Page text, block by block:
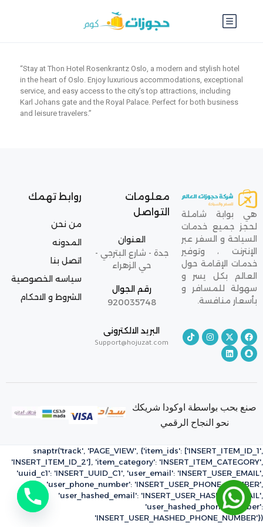
“Stay at Thon Hotel Rosenkrantz Oslo, a modern and stylish hotel
in the heart of Oslo. Enjoy luxurious accommodations, exceptional
service, and easy access to the city’s top attractions, including
Karl Johans gate and the Royal Palace. Perfect for both business
and leisure travelers.”
هي بوابة شاملة
لحجز جميع خدمات
السياحة و السفر عبر
الإنترنت ، وتوفير
خدمات الإقامة حول
العالم بكل يسر و
سهولة للمسافر و
بأسعار منافسة.
معلومات
التواصل
العنوان
جدة - شارع البترجي -
حي الزهراء
رقم الجوال
920035748
البريد الالكترونى
Support@hojuzat.com
روابط تهمك
من نحن
المدونه
اتصل بنا
سياسه الخصوصية
الشروط و الاحكام
صنع بحب بواسطة اوكودا شريكك
نحو النجاح الرقمي
snaptr('track', 'PAGE_VIEW', {'item_ids': ['INSERT_ITEM_ID_1',
'INSERT_ITEM_ID_2'], 'item_category': 'INSERT_ITEM_CATEGORY',
'uuid_c1': 'INSERT_UUID_C1', 'user_email': 'INSERT_USER_EMAIL',
'user_phone_number': 'INSERT_USER_PHONE_NUMBER',
'user_hashed_email': 'INSERT_USER_HASHED_EMAIL',
'user_hashed_phone_number':
'INSERT_USER_HASHED_PHONE_NUMBER'})